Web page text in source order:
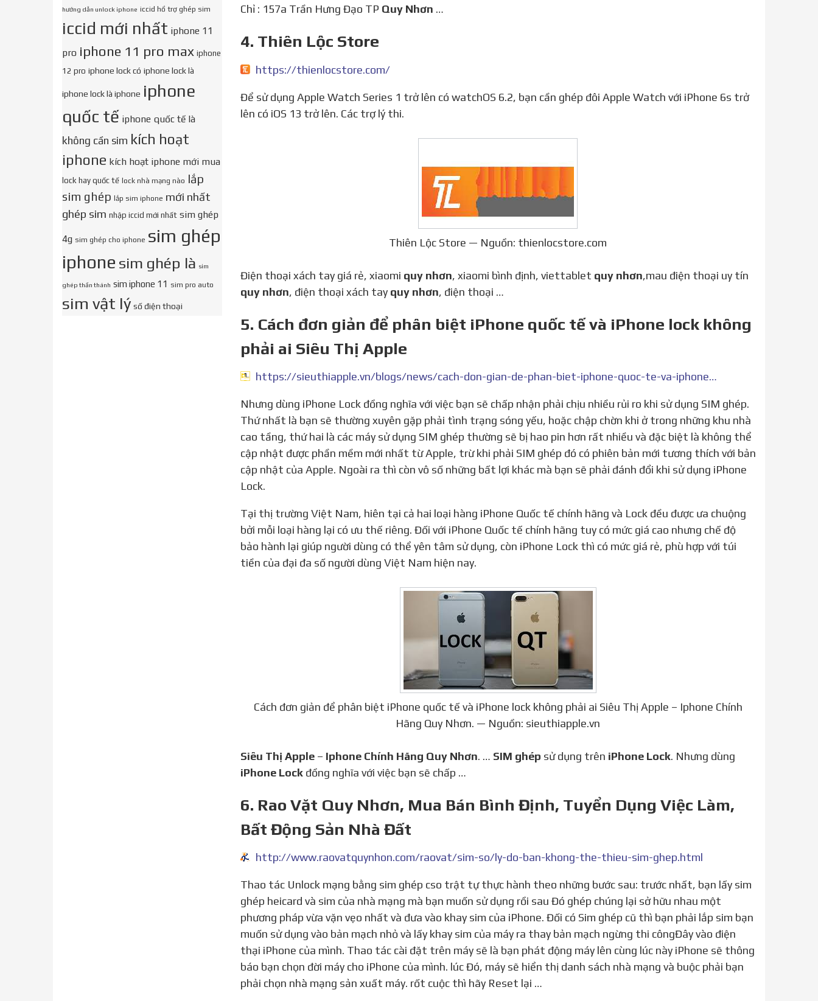
Chỉ : 157a Trần Hưng Đạo TP Quy Nhơn …
4. Thiên Lộc Store
https://thienlocstore.com/
Để sử dụng Apple Watch Series 1 trở lên có watchOS 6.2, bạn cần ghép đôi Apple Watch với iPhone 6s trở
lên có iOS 13 trở lên. Các trợ lý thi.
Thiên Lộc Store — Nguồn: thienlocstore.com
Điện thoại xách tay giá rẻ, xiaomi quy nhơn, xiaomi bình định, viettablet quy nhơn,mau điện thoại uy tín
quy nhơn, điện thoại xách tay quy nhơn, điện thoại …
5. Cách đơn giản để phân biệt iPhone quốc tế và iPhone lock không
phải ai Siêu Thị Apple
https://sieuthiapple.vn/blogs/news/cach-don-gian-de-phan-biet-iphone-quoc-te-va-iphone-lock-khong-phai-ai-cung-biet
Nhưng dùng iPhone Lock đồng nghĩa với việc bạn sẽ chấp nhận phải chịu nhiều rủi ro khi sử dụng SIM ghép.
Thứ nhất là bạn sẽ thường xuyên gặp phải tình trạng sóng yếu, hoặc chập chờn khi ở trong những khu nhà
cao tầng, thứ hai là các máy sử dụng SIM ghép thường sẽ bị hao pin hơn rất nhiều và đặc biệt là không thể
cập nhật được phần mềm mới nhất từ Apple, trừ khi phải SIM ghép đó có phiên bản mới tương thích với bản
cập nhật của Apple. Ngoài ra thì còn vô số những bất lợi khác mà bạn sẽ phải đánh đổi khi sử dụng iPhone
Lock.
Tại thị trường Việt Nam, hiên tại cả hai loại hàng iPhone Quốc tế chính hãng và Lock đều được ưa chuộng
bởi mỗi loại hàng lại có ưu thế riêng. Đối với iPhone Quốc tế chính hãng tuy có mức giá cao nhưng chế độ
bảo hành lại giúp người dùng có thể yên tâm sử dụng, còn iPhone Lock thì có mức giá rẻ, phù hợp với túi
tiền của đại đa số người dùng Việt Nam hiện nay.
Cách đơn giản để phân biệt iPhone quốc tế và iPhone lock không phải ai Siêu Thị Apple – Iphone Chính
Hãng Quy Nhơn. — Nguồn: sieuthiapple.vn
Siêu Thị Apple– Iphone Chính Hãng Quy Nhơn. … SIM ghép sử dụng trên iPhone Lock. Nhưng dùng
iPhone Lockđồng nghĩa với việc bạn sẽ chấp …
6. Rao Vặt Quy Nhơn, Mua Bán Bình Định, Tuyển Dụng Việc Làm,
Bất Động Sản Nhà Đất
http://www.raovatquynhon.com/raovat/sim-so/ly-do-ban-khong-the-thieu-sim-ghep.html
Thao tác Unlock mạng bằng sim ghép cso trật tự thực hành theo những bước sau: trước nhất, bạn lấy sim
ghép heicard và sim của nhà mạng mà bạn muốn sử dụng rồi sau Đó ghép chúng lại sở hữu nhau một
phương pháp vừa vặn vẹo nhất và đưa vào khay sim của iPhone. Đối có Sim ghép cũ thì bạn phải lắp sim bạn
muốn sử dụng vào bản mạch nhỏ và lấy khay sim của máy ra thay bản mạch ngừng thi côngĐây vào điện
thại iPhone của mình. Thao tác cài đặt trên máy sẽ là bạn phát động máy lên cùng lúc này iPhone sẽ thông
báo bạn chọn đời máy cho iPhone của mình. lúc Đó, máy sẽ hiển thị danh sách nhà mạng và buộc phải bạn
phải chọn nhà mạng sản xuất máy. rốt cuộc thì hãy Reset lại …
hướng dẫn unlock iphone iccid hổ trợ ghép sim
iccid mới nhất iphone 11
pro iphone 11 pro max iphone
12 pro iphone lock có iphone lock là
iphone lock là iphone iphone
quốc tế iphone quốc tế là
không cần sim kích hoạt
iphone kích hoạt iphone mới mua
lock hay quốc tế lock nhà mạng nào lắp
sim ghép lắp sim iphone mới nhất
ghép sim nhập iccid mới nhất sim ghép
4g sim ghép cho iphone sim ghép
iphone sim ghép là sim
ghép thần thánh sim iphone 11 sim pro auto
sim vật lý số điện thoại